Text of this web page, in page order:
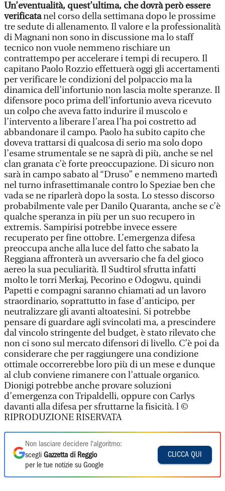
Un’eventualità, quest’ultima, che dovrà però essere
verificatanel corso della settimana dopo le prossime
tre sedute di allenamento. Il valore e la professionalità
di Magnani non sono in discussione ma lo staff
tecnico non vuole nemmeno rischiare un
contrattempo per accelerare i tempi di recupero. Il
capitano Paolo Rozzio effettuerà oggi gli accertamenti
per verificare le condizioni del polpaccio ma la
dinamica dell’infortunio non lascia molte speranze. Il
difensore poco prima dell’infortunio aveva ricevuto
un colpo che aveva fatto indurire il muscolo e
l’intervento a liberare l’area l’ha poi costretto ad
abbandonare il campo. Paolo ha subito capito che
doveva trattarsi di qualcosa di serio ma solo dopo
l’esame strumentale se ne saprà di più, anche se nel
clan granata c’è forte preoccupazione. Di sicuro non
sarà in campo sabato al “Druso” e nemmeno martedì
nel turno infrasettimanale contro lo Speziae ben che
vada se ne riparlerà dopo la sosta. Lo stesso discorso
probabilmente vale per Danilo Quaranta, anche se c’è
qualche speranza in più per un suo recupero in
extremis. Sampirisi potrebbe invece essere
recuperato per fine ottobre. L’emergenza difesa
preoccupa anche alla luce del fatto che sabato la
Reggiana affronterà un avversario che fa del gioco
aereo la sua peculiarità. Il Sudtirol sfrutta infatti
molto le torri Merkaj, Pecorino e Odogwu, quindi
Papetti e compagni saranno chiamati ad un lavoro
straordinario, soprattutto in fase d’anticipo, per
neutralizzare gli avanti altoatesini. Si potrebbe
pensare di guardare agli svincolati ma, a prescindere
dal vincolo stringente del budget, è stato rilevato che
non ci sono sul mercato difensori di livello. C’è poi da
considerare che per raggiungere una condizione
ottimale occorrerebbe loro più di un mese e dunque
al club conviene rimanere con l’attuale organico.
Dionigi potrebbe anche provare soluzioni
d’emergenza con Tripaldelli, oppure con Carlys
davanti alla difesa per sfruttarne la fisicità. l ©
RIPRODUZIONE RISERVATA
Non lasciare decidere l'algoritmo:
scegli Gazzetta di Reggio
per le tue notizie su Google
CLICCA QUI